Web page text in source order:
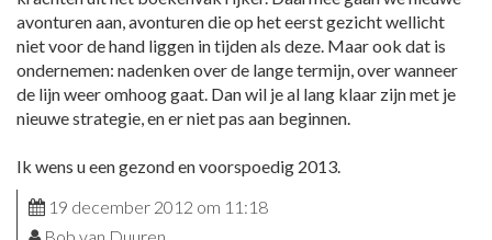
avonturen aan, avonturen die op het eerst gezicht wellicht
niet voor de hand liggen in tijden als deze. Maar ook dat is
ondernemen: nadenken over de lange termijn, over wanneer
de lijn weer omhoog gaat. Dan wil je al lang klaar zijn met je
nieuwe strategie, en er niet pas aan beginnen.
Ik wens u een gezond en voorspoedig 2013.
19 december 2012 om 11:18